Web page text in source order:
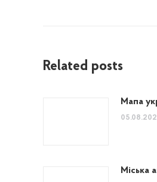
Related posts
Мапа
Міська